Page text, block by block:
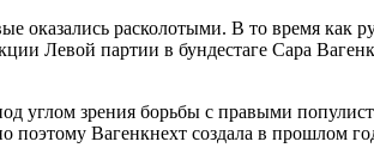
расколотыми. В то время как
Левой партии в бундестаге Сара
углом зрения борьбы с правыми
поэтому Вагенкнехт создала в прошлом